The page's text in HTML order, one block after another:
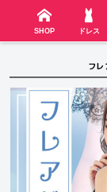
SHOP ドレス
フ